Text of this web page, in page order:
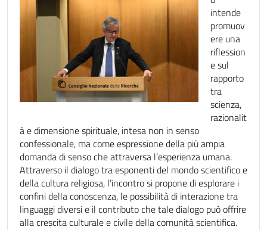
intende
promuov
ere una
riflession
e sul
rapporto
tra
scienza,
razionalit
à e dimensione spirituale, intesa non in senso
confessionale, ma come espressione della più ampia
domanda di senso che attraversa l’esperienza umana.
Attraverso il dialogo tra esponenti del mondo scientifico e
della cultura religiosa, l’incontro si propone di esplorare i
confini della conoscenza, le possibilità di interazione tra
linguaggi diversi e il contributo che tale dialogo può offrire
alla crescita culturale e civile della comunità scientifica.